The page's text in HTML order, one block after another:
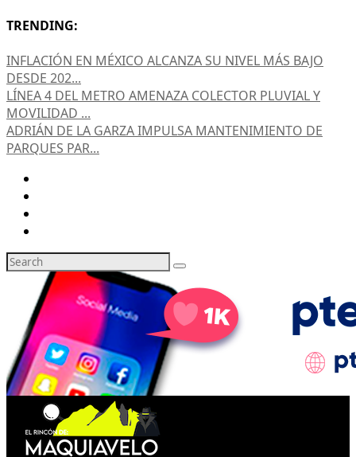
TRENDING:
INFLACIÓN EN MÉXICO ALCANZA SU NIVEL MÁS BAJO
DESDE 202...
LÍNEA 4 DEL METRO AMENAZA COLECTOR PLUVIAL Y
MOVILIDAD ...
ADRIÁN DE LA GARZA IMPULSA MANTENIMIENTO DE
PARQUES PAR...